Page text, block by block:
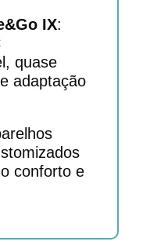
IX:
quase
adaptação
conforto e